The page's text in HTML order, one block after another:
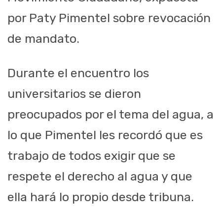
por Paty Pimentel sobre revocación
de mandato.
Durante el encuentro los
universitarios se dieron
preocupados por el tema del agua, a
lo que Pimentel les recordó que es
trabajo de todos exigir que se
respete el derecho al agua y que
ella hará lo propio desde tribuna.